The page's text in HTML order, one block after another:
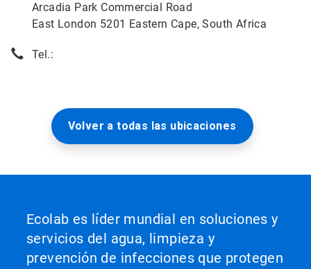
Arcadia Park Commercial Road
East London 5201 Eastern Cape, South Africa
Tel.:
Volver a todas las ubicaciones
Ecolab es líder mundial en soluciones y
servicios del agua, limpieza y
prevención de infecciones que protegen